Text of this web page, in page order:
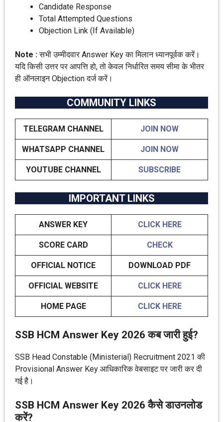
Candidate Response
Total Attempted Questions
Objection Link (If Available)
Note :सभी उम्मीदवार Answer Key का मिलान ध्यानपूर्वक करें।
यदि किसी उत्तर पर आपत्ति हो, तो केवल निर्धारित समय सीमा के भीतर
ही ऑनलाइन Objection दर्ज करें।
COMMUNITY LINKS
TELEGRAM CHANNEL JOIN NOW
WHATSAPP CHANNEL JOIN NOW
YOUTUBE CHANNEL SUBSCRIBE
IMPORTANT LINKS
ANSWER KEY CLICK HERE
SCORE CARD CHECK
OFFICIAL NOTICE DOWNLOAD PDF
OFFICIAL WEBSITE CLICK HERE
HOME PAGE CLICK HERE
SSB HCM Answer Key 2026 कब जारी हुई?
SSB Head Constable (Ministerial) Recruitment 2021 की
Provisional Answer Key आधिकारिक वेबसाइट पर जारी कर दी
गई है।
SSB HCM Answer Key 2026 कैसे डाउनलोड
करें?